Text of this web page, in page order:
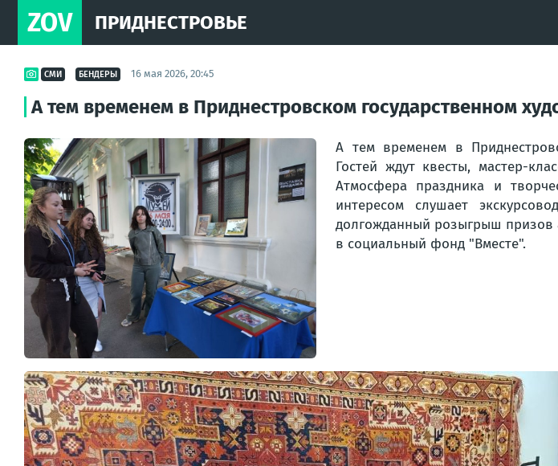
ZOV ПРИДНЕСТРОВЬЕ
СМИ БЕНДЕРЫ 16 мая 2026, 20:45
А тем временем в Приднестровском государственном
А тем временем в
Гостей ждут квесты, мастер-
Атмосфера праздника и
интересом слушает
долгожданный розыгрыш призов
в социальный фонд "Вместе".